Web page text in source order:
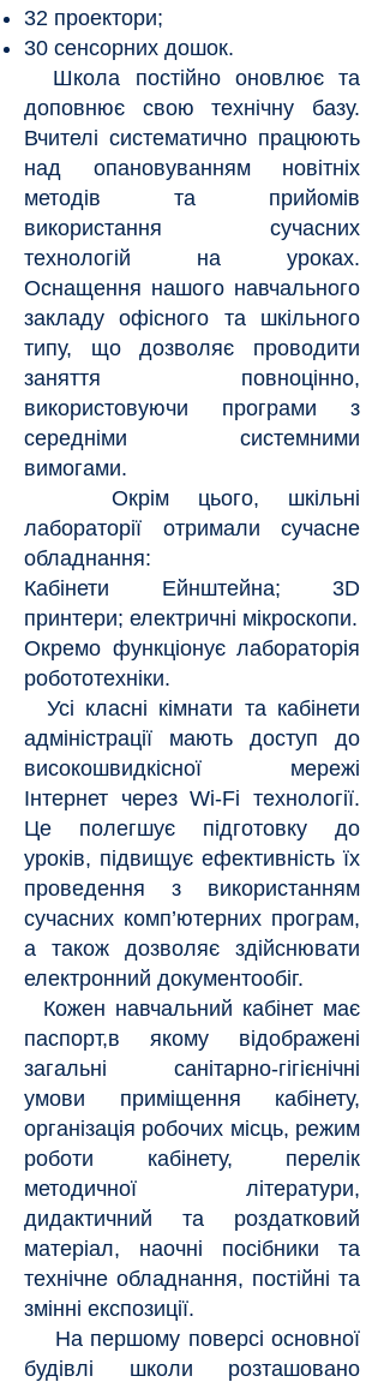
32 проектори;
30 сенсорних дошок.
Школа постійно оновлює та
доповнює свою технічну базу.
Вчителі систематично працюють
над опановуванням новітніх
методів та прийомів
використання сучасних
технологій на уроках.
Оснащення нашого навчального
закладу офісного та шкільного
типу, що дозволяє проводити
заняття повноцінно,
використовуючи програми з
середніми системними
вимогами.
Окрім цього, шкільні
лабораторії отримали сучасне
обладнання:
Кабінети Ейнштейна; 3D
принтери; електричні мікроскопи.
Окремо функціонує лабораторія
робототехніки.
Усі класні кімнати та кабінети
адміністрації мають доступ до
високошвидкісної мережі
Інтернет через Wi-Fi технології.
Це полегшує підготовку до
уроків, підвищує ефективність їх
проведення з використанням
сучасних комп’ютерних програм,
а також дозволяє здійснювати
електронний документообіг.
Кожен навчальний кабінет має
паспорт,в якому відображені
загальні санітарно-гігієнічні
умови приміщення кабінету,
організація робочих місць, режим
роботи кабінету, перелік
методичної літератури,
дидактичний та роздатковий
матеріал, наочні посібники та
технічне обладнання, постійні та
змінні експозиції.
На першому поверсі основної
будівлі школи розташовано